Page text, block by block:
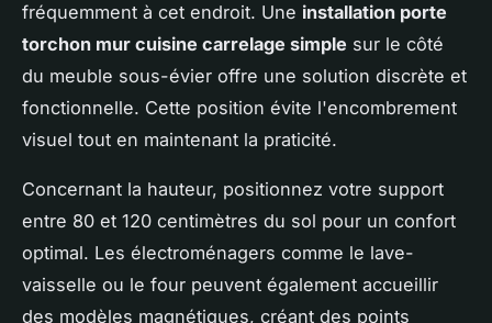
fréquemment à cet endroit. Une installation porte
torchon mur cuisine carrelage simple sur le côté
du meuble sous-évier offre une solution discrète et
fonctionnelle. Cette position évite l'encombrement
visuel tout en maintenant la praticité.
Concernant la hauteur, positionnez votre support
entre 80 et 120 centimètres du sol pour un confort
optimal. Les électroménagers comme le lave-
vaisselle ou le four peuvent également accueillir
des modèles magnétiques, créant des points